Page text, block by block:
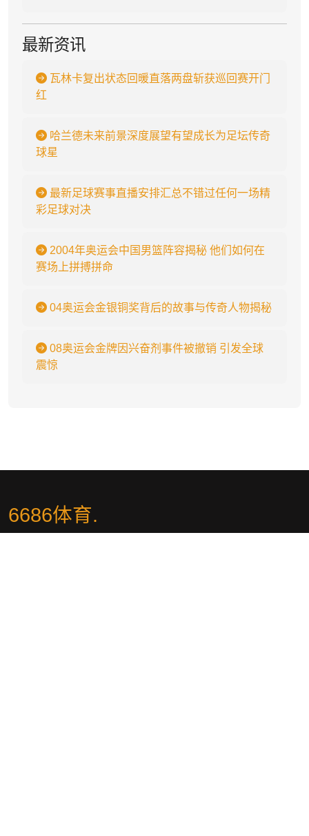
最新资讯
瓦林卡复出状态回暖直落两盘斩获巡回赛开门
红
哈兰德未来前景深度展望有望成长为足坛传奇
球星
最新足球赛事直播安排汇总不错过任何一场精
彩足球对决
2004年奥运会中国男篮阵容揭秘 他们如何在
赛场上拼搏拼命
04奥运会金银铜奖背后的故事与传奇人物揭秘
08奥运会金牌因兴奋剂事件被撤销 引发全球
震惊
6686体育.